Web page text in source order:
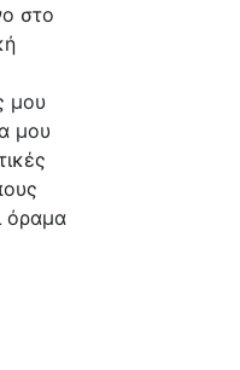
στο
μου
μου
όραμα